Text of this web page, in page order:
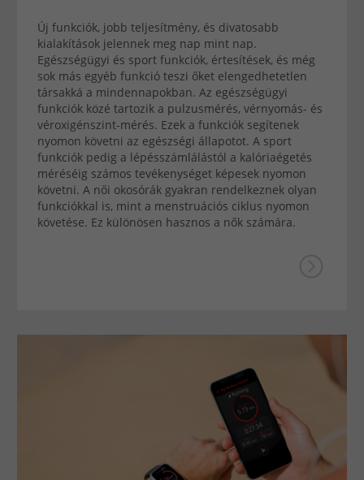
Új funkciók, jobb teljesítmény, és divatosabb
kialakítások jelennek meg nap mint nap.
Egészségügyi és sport funkciók, értesítések, és még
sok más egyéb funkció teszi őket elengedhetetlen
társakká a mindennapokban. Az egészségügyi
funkciók közé tartozik a pulzusmérés, vérnyomás- és
véroxigénszint-mérés. Ezek a funkciók segítenek
nyomon követni az egészségi állapotot. A sport
funkciók pedig a lépésszámlálástól a kalóriaégetés
méréséig számos tevékenységet képesek nyomon
követni. A női okosórák gyakran rendelkeznek olyan
funkciókkal is, mint a menstruációs ciklus nyomon
követése. Ez különösen hasznos a nők számára.